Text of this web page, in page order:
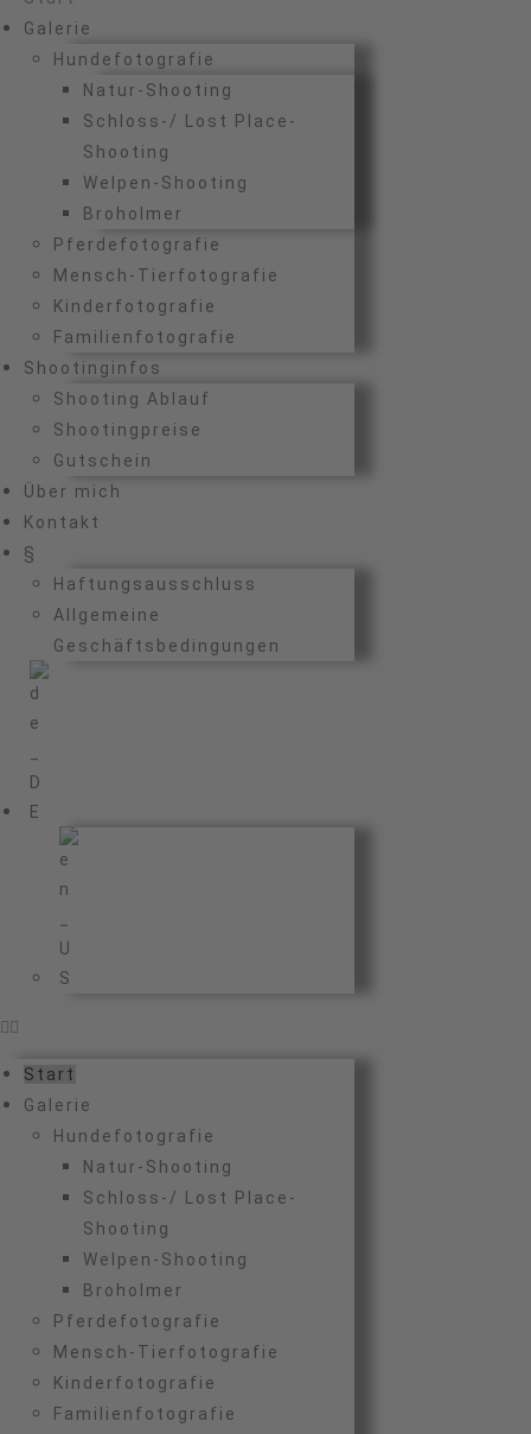
Galerie
Hundefotografie
Natur-Shooting
Schloss-/ Lost Place-
Shooting
Welpen-Shooting
Broholmer
Pferdefotografie
Mensch-Tierfotografie
Kinderfotografie
Familienfotografie
Shootinginfos
Shooting Ablauf
Shootingpreise
Gutschein
Über mich
Kontakt
§
Haftungsausschluss
Allgemeine
Geschäftsbedingungen
Start
Galerie
Hundefotografie
Natur-Shooting
Schloss-/ Lost Place-
Shooting
Welpen-Shooting
Broholmer
Pferdefotografie
Mensch-Tierfotografie
Kinderfotografie
Familienfotografie